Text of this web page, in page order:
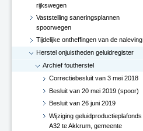
rijkswegen
Vaststelling saneringsplannen
spoorwegen
Tijdelijke ontheffingen van de naleving
Herstel onjuistheden geluidregister
Archief foutherstel
Correctiebesluit van 3 mei 2018
Besluit van 20 mei 2019 (spoor)
Besluit van 26 juni 2019
Wijziging geluidproductieplafonds
A32 te Akkrum, gemeente